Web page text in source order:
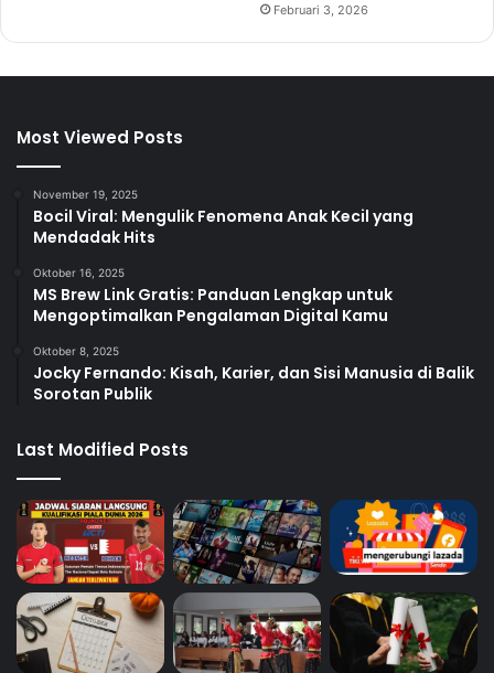
Februari 3, 2026
Most Viewed Posts
November 19, 2025
Bocil Viral: Mengulik Fenomena Anak Kecil yang
Mendadak Hits
Oktober 16, 2025
MS Brew Link Gratis: Panduan Lengkap untuk
Mengoptimalkan Pengalaman Digital Kamu
Oktober 8, 2025
Jocky Fernando: Kisah, Karier, dan Sisi Manusia di Balik
Sorotan Publik
Last Modified Posts